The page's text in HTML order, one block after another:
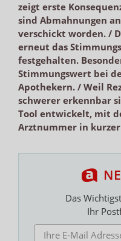
zeigt erste
sind Abmahnungen
verschickt worden. /
erneut das
festgehalten.
Stimmungswert bei
Apothekern. / Weil
schwerer erkennbar
Tool entwickelt, mit
Arztnummer in
Das
Ihr
E-MAIL ADRESSE